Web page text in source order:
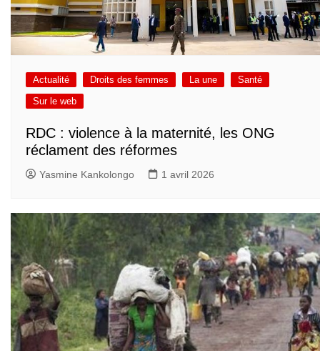
Actualité Droits des femmes La une
Santé
Sur le web
RDC : violence à la maternité, les ONG
réclament des réformes
Yasmine Kankolongo 1 avril 2026